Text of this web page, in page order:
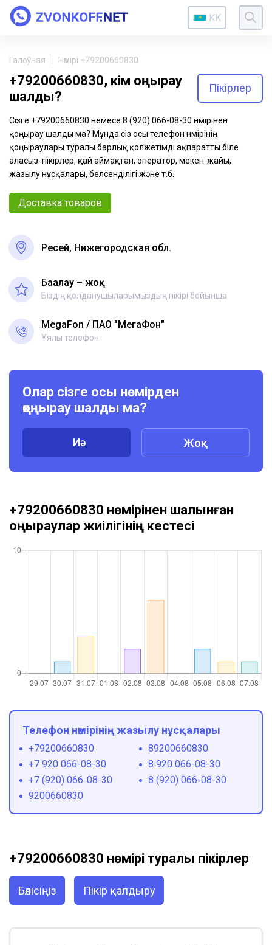
KK
Галоўная Нөмірі +79200660830
+79200660830, кім қоңырау
шалды?
Пікірлер
Сізге +79200660830 немесе 8 (920) 066-08-30 нөмірінен
қоңырау шалды ма? Мұнда сіз осы телефон нөмірінің
қоңыраулары туралы барлық қолжетімді ақпаратты біле
аласыз: пікірлер, қай аймақтан, оператор, мекен-жайы,
жазылу нұсқалары, белсенділігі және т.б.
Доставка товаров
Ресей, Нижегородская обл.
Бағалау – жоқ
Біздің қолданушыларымыздың пікірі бойынша
MegaFon ПАО "МегаФон"
Ұялы телефон
Олар сізге осы нөмірден
қоңырау шалды ма?
Иә Жоқ
+79200660830 нөмірінен шалынған
қоңыраулар жиілігінің кестесі
Телефон нөмірінің жазылу нұсқалары
+79200660830
89200660830
+7 920 066-08-30
8 920 066-08-30
+7 (920) 066-08-30
8 (920) 066-08-30
9200660830
+79200660830 нөмірі туралы пікірлер
Бөлісіңіз Пікір қалдыру